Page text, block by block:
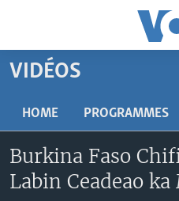
Menu
principal
la
navigation
principale
Retour
MALI KURA
RADIO
VIDÉOS
HOME PROGRAMMES
Burkina Faso
Labin Ceadeao